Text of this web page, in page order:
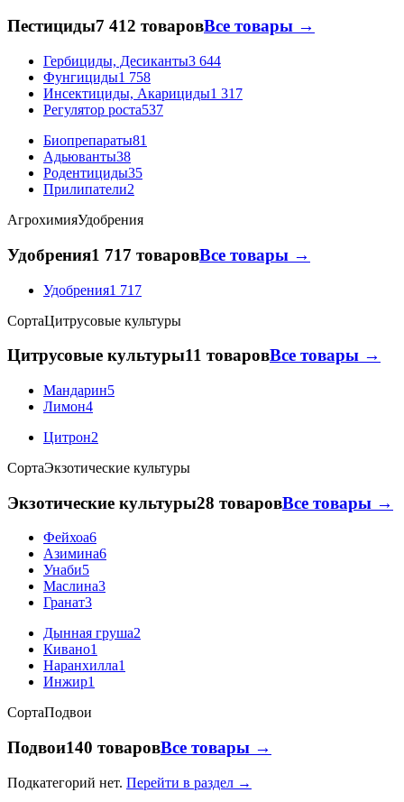
Пестициды7 412 товаровВсе товары →
Гербициды, Десиканты3 644
Фунгициды1 758
Инсектициды, Акарициды1 317
Регулятор роста537
Биопрепараты81
Адьюванты38
Родентициды35
Прилипатели2
АгрохимияУдобрения
Удобрения1 717 товаровВсе товары →
Удобрения1 717
СортаЦитрусовые культуры
Цитрусовые культуры11 товаровВсе товары →
Мандарин5
Лимон4
Цитрон2
СортаЭкзотические культуры
Экзотические культуры28 товаровВсе товары →
Фейхоа6
Азимина6
Унаби5
Маслина3
Гранат3
Дынная груша2
Кивано1
Наранхилла1
Инжир1
СортаПодвои
Подвои140 товаровВсе товары →
Подкатегорий нет. Перейти в раздел →